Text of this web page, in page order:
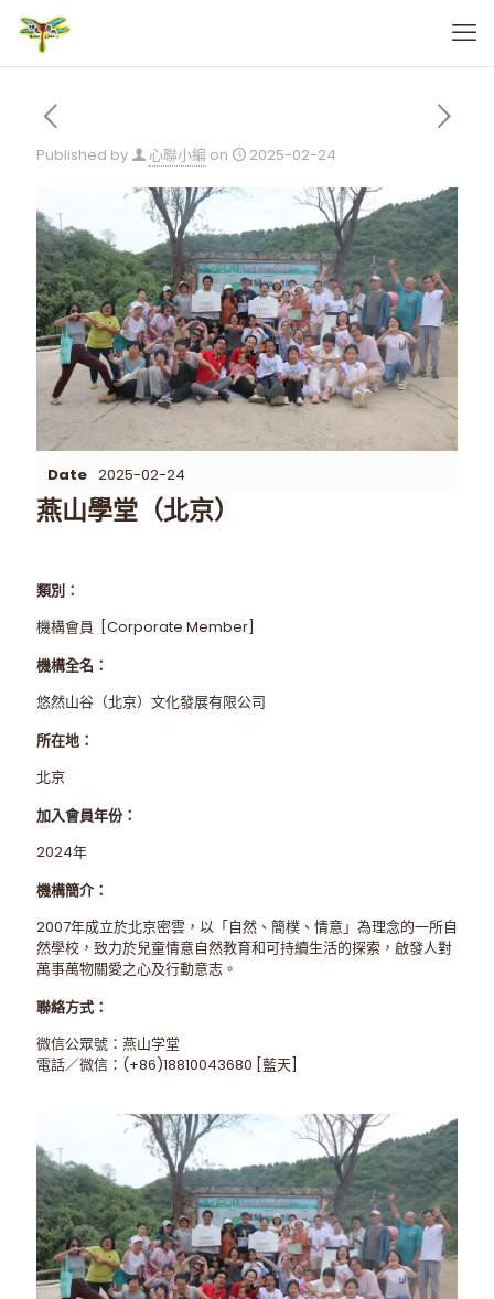
Published by 心聯小編 on 2025-02-24
Date 2025-02-24
燕山學堂（北京）
類別：
機構會員 [Corporate Member]
機構全名：
悠然山谷（北京）文化發展有限公司
所在地：
北京
加入會員年份：
2024年
機構簡介：
2007年成立於北京密雲，以「自然、簡樸、情意」為理念的一所自
然學校，致力於兒童情意自然教育和可持續生活的探索，啟發人對
萬事萬物關愛之心及行動意志。
聯絡方式：
微信公眾號：燕山学堂
電話／微信：(+86)18810043680 [藍天]